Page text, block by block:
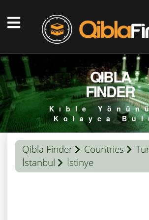
QIBLA
FINDER
Kıble
Kolayca
Qibla Finder Countries
İstanbul
İstinye